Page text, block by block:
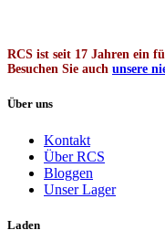
RCS ist seit 17 Jahren ein
Besuchen Sie auch unsere
Über uns
Kontakt
Über RCS
Bloggen
Unser Lager
Laden